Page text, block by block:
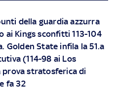
della guardia azzurra
ai Kings sconfitti 113-104
Golden State infila la 51.a
(114-98 ai Los
prova stratosferica di
fa 32